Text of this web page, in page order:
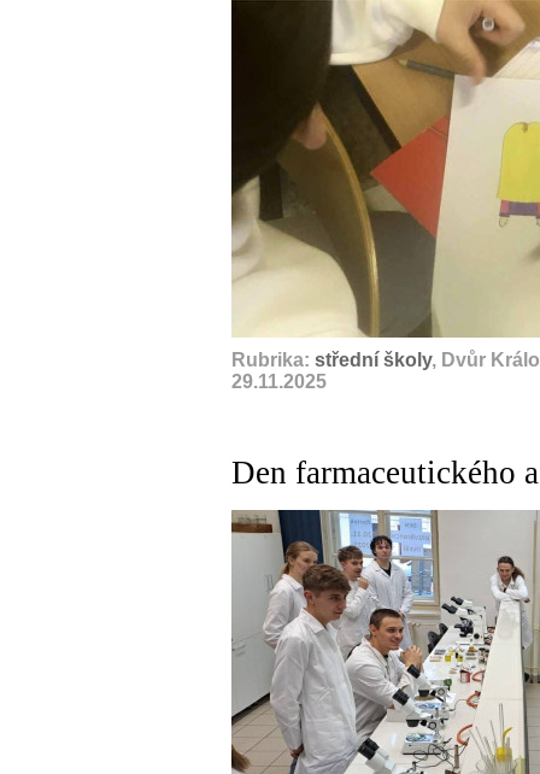
Rubrika: střední školy, Dvůr
29.11.2025
Den farmaceutického